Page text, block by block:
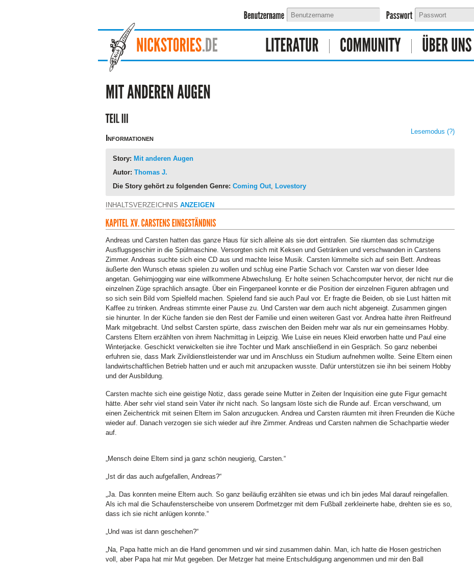
Lesemodus (?)
Informationen
Story: Mit anderen Augen
Autor: Thomas J.
Die Story gehört zu folgenden Genre: Coming Out Lovestory
INHALTSVERZEICHNIS ANZEIGEN
Andreas und Carsten hatten das ganze Haus für sich alleine als sie dort eintrafen. Sie räumten das schmutzige
Ausflugsgeschirr in die Spülmaschine. Versorgten sich mit Keksen und Getränken und verschwanden in Carstens
Zimmer. Andreas suchte sich eine CD aus und machte leise Musik. Carsten lümmelte sich auf sein Bett. Andreas
äußerte den Wunsch etwas spielen zu wollen und schlug eine Partie Schach vor. Carsten war von dieser Idee
angetan. Gehirnjogging war eine willkommene Abwechslung. Er holte seinen Schachcomputer hervor, der nicht nur die
einzelnen Züge sprachlich ansagte. Über ein Fingerpaneel konnte er die Position der einzelnen Figuren abfragen und
so sich sein Bild vom Spielfeld machen. Spielend fand sie auch Paul vor. Er fragte die Beiden, ob sie Lust hätten mit
Kaffee zu trinken. Andreas stimmte einer Pause zu. Und Carsten war dem auch nicht abgeneigt. Zusammen gingen
sie hinunter. In der Küche fanden sie den Rest der Familie und einen weiteren Gast vor. Andrea hatte ihren Reitfreund
Mark mitgebracht. Und selbst Carsten spürte, dass zwischen den Beiden mehr war als nur ein gemeinsames Hobby.
Carstens Eltern erzählten von ihrem Nachmittag in Leipzig. Wie Luise ein neues Kleid erworben hatte und Paul eine
Winterjacke. Geschickt verwickelten sie ihre Tochter und Mark anschließend in ein Gespräch. So ganz nebenbei
erfuhren sie, dass Mark Zivildienstleistender war und im Anschluss ein Studium aufnehmen wollte. Seine Eltern einen
landwirtschaftlichen Betrieb hatten und er auch mit anzupacken wusste. Dafür unterstützen sie ihn bei seinem Hobby
und der Ausbildung.
Carsten machte sich eine geistige Notiz, dass gerade seine Mutter in Zeiten der Inquisition eine gute Figur gemacht
hätte. Aber sehr viel stand sein Vater ihr nicht nach. So langsam löste sich die Runde auf. Ercan verschwand, um
einen Zeichentrick mit seinen Eltern im Salon anzugucken. Andrea und Carsten räumten mit ihren Freunden die Küche
wieder auf. Danach verzogen sie sich wieder auf ihre Zimmer. Andreas und Carsten nahmen die Schachpartie wieder
auf.
„Mensch deine Eltern sind ja ganz schön neugierig, Carsten.“
„Ist dir das auch aufgefallen, Andreas?“
„Ja. Das konnten meine Eltern auch. So ganz beiläufig erzählten sie etwas und ich bin jedes Mal darauf reingefallen.
Als ich mal die Schaufensterscheibe von unserem Dorfmetzger mit dem Fußball zerkleinerte habe, drehten sie es so,
dass ich sie nicht anlügen konnte.“
„Und was ist dann geschehen?“
„Na, Papa hatte mich an die Hand genommen und wir sind zusammen dahin. Man, ich hatte die Hosen gestrichen
voll, aber Papa hat mir Mut gegeben. Der Metzger hat meine Entschuldigung angenommen und mir den Ball